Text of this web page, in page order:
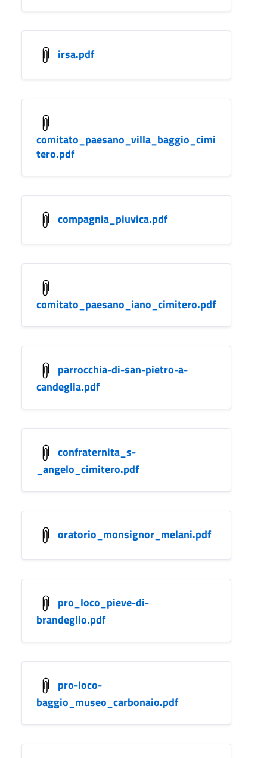
irsa.pdf
comitato_paesano_villa_baggio_cimi
tero.pdf
compagnia_piuvica.pdf
comitato_paesano_iano_cimitero.pdf
parrocchia-di-san-pietro-a-
candeglia.pdf
confraternita_s-
_angelo_cimitero.pdf
oratorio_monsignor_melani.pdf
pro_loco_pieve-di-
brandeglio.pdf
pro-loco-
baggio_museo_carbonaio.pdf